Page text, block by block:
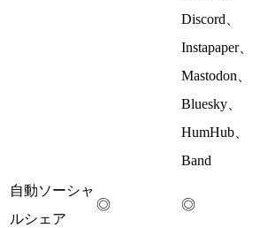
Discord、
Instapaper、
Mastodon、
Bluesky、
HumHub、
Band
自動ソーシャ
ルシェア
◎ ◎